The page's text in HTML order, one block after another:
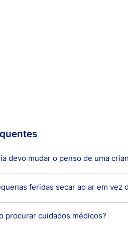
devo mudar o penso de uma
se mudar o penso de uma
feridas secar ao ar em vez
aos cuidados a ter com
procurar cuidados médicos?